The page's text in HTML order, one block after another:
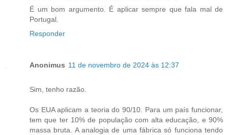
É um bom argumento. É aplicar sempre que fala mal de
Portugal.
Responder
Anonimus 11 de novembro de 2024 às 12:37
Sim, tenho razão.
Os EUA aplicam a teoria do 90/10. Para um país funcionar,
tem que ter 10% de população com alta educação, e 90%
massa bruta. A analogia de uma fábrica só funciona tendo